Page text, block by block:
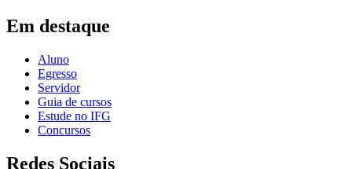
Em destaque
Aluno
Egresso
Servidor
Guia de cursos
Estude no IFG
Concursos
Redes Sociais